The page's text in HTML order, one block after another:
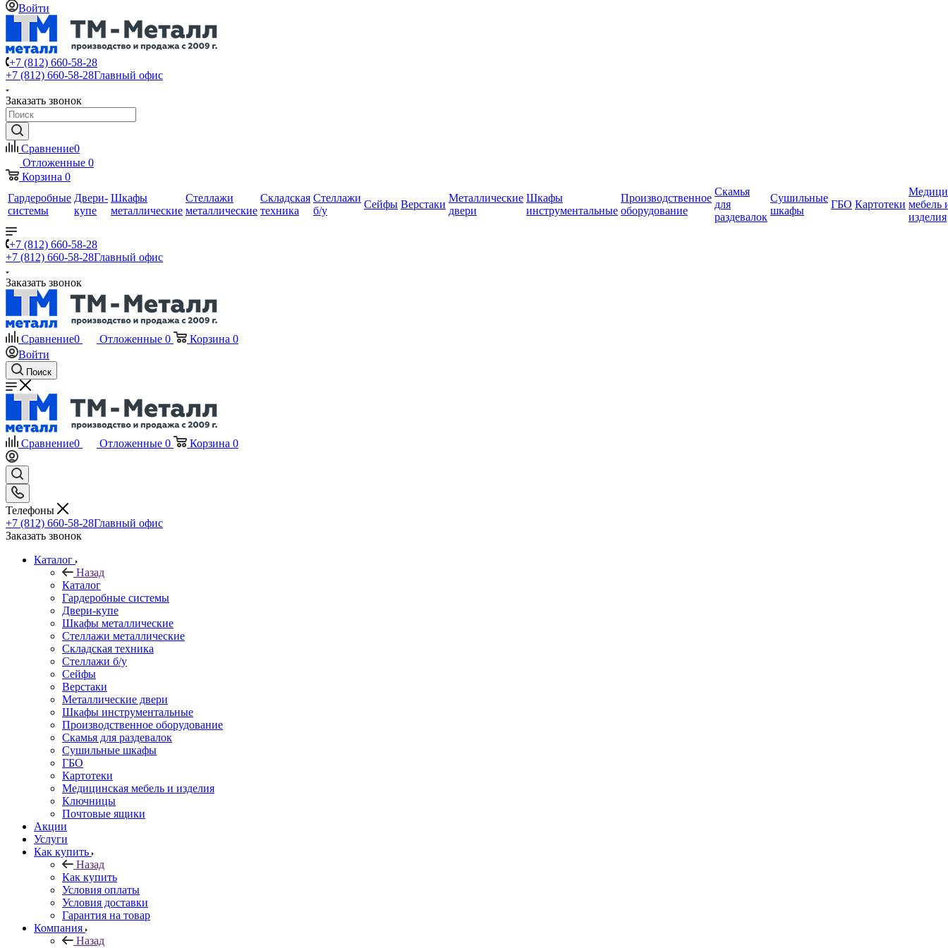
Войти
+7 (812) 660-58-28
+7 (812) 660-58-28Главный офис
Заказать звонок
Сравнение0
Отложенные 0
Корзина 0
Гардеробные
системы
Двери-
купе
Шкафы
металлические
Стеллажи
металлические
Складская
техника
Стеллажи
б/у
Сейфы Верстаки
Металлические
двери
Шкафы
инструментальные
Производственное
оборудование
Скамья
для
раздевалок
Сушильные
шкафы
ГБО Картотеки мебель
изделия
+7 (812) 660-58-28
+7 (812) 660-58-28Главный офис
Заказать звонок
Сравнение0 Отложенные 0 Корзина 0
Войти
Поиск
Сравнение0 Отложенные 0 Корзина 0
Телефоны
+7 (812) 660-58-28Главный офис
Заказать звонок
Каталог
Назад
Каталог
Гардеробные системы
Двери-купе
Шкафы металлические
Стеллажи металлические
Складская техника
Стеллажи б/у
Сейфы
Верстаки
Металлические двери
Шкафы инструментальные
Производственное оборудование
Скамья для раздевалок
Сушильные шкафы
ГБО
Картотеки
Медицинская мебель и изделия
Ключницы
Почтовые ящики
Акции
Услуги
Как купить
Назад
Как купить
Условия оплаты
Условия доставки
Гарантия на товар
Компания
Назад